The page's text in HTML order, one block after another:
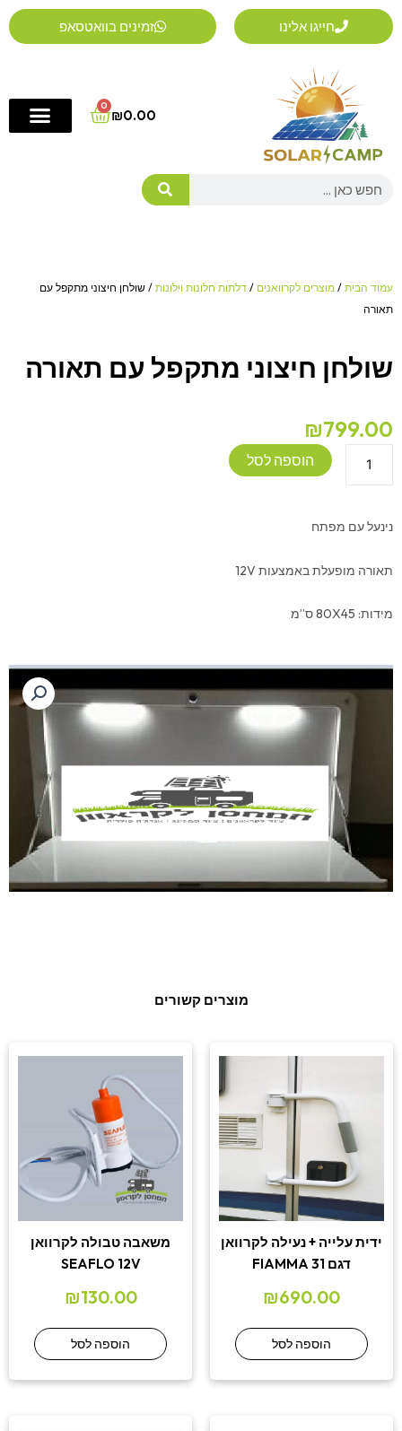
דילוג
לתוכן
חייגו אלינו זמינים בוואטסאפ
₪0.00
0
Cart
Search
עמוד הבית / מוצרים לקרוואנים / דלתות חלונות וילונות / שולחן חיצוני מתקפל עם
תאורה
שולחן חיצוני מתקפל עם תאורה
₪799.00
חיצוני
הוספה לסל
נינעל עם מפתח
תאורה מופעלת באמצעות 12V
מידות: 80X45 ס”מ
מוצרים קשורים
ידית עלייה + נעילה לקרוואן
דגם 31 FIAMMA
₪690.00
הוספה לסל
משאבה טבולה לקרוואן
SEAFLO 12V
₪130.00
הוספה לסל